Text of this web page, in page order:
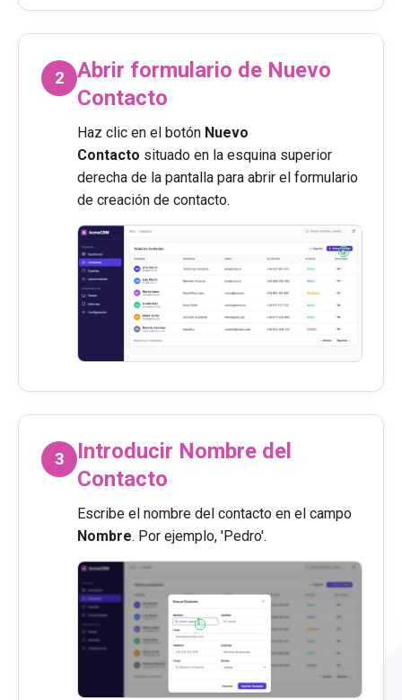
2
Abrir formulario de Nuevo
Contacto
Haz clic en el botón Nuevo
Contacto situado en la esquina superior
derecha de la pantalla para abrir el formulario
de creación de contacto.
3
Introducir Nombre del
Contacto
Escribe el nombre del contacto en el campo
Nombre. Por ejemplo, 'Pedro'.